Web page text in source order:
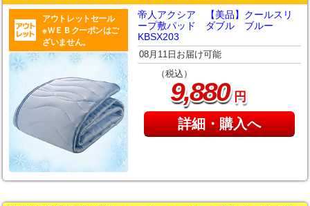
アウトレットセール
※ＷＥＢクーポンはご
ざいません。
帝人アクシア 【美品】クールスリ
ープ敷パッド ダブル ブルー
KBSX203
08月11日お届け可能
（税込）
9,880円
詳細・購入へ